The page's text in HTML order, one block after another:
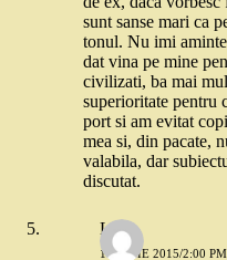
sunt sanse mari ca
tonul. Nu imi
dat vina pe mine
civilizati, ba mai
superioritate pentru
port si am evitat
mea si, din pacate,
valabila, dar
discutat.
Liz
16 IULIE 2015/2:00 PM